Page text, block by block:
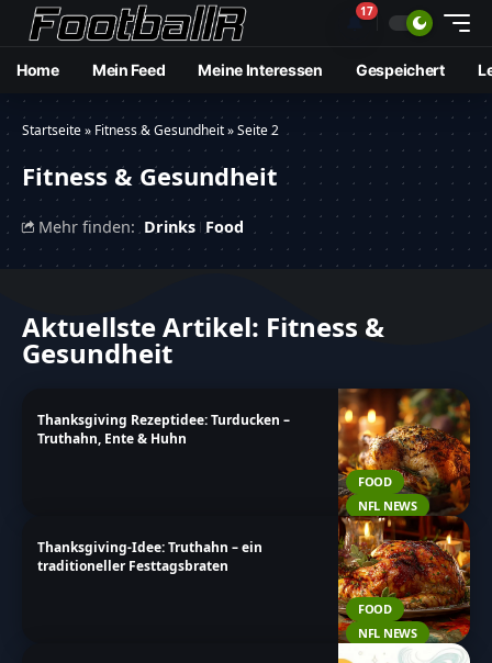
🔔17
Home Mein Feed Meine Interessen Gespeichert
Startseite» Fitness & Gesundheit»Seite 2
Fitness & Gesundheit
Mehr finden: Drinks Food
Aktuellste Artikel: Fitness &
Gesundheit
FOOD
NFL NEWS
Thanksgiving Rezeptidee: Turducken –
Truthahn, Ente & Huhn
FOOD
NFL NEWS
Thanksgiving-Idee: Truthahn – ein
traditioneller Festtagsbraten